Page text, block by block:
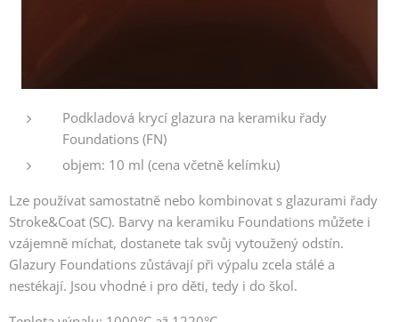
Podkladová krycí glazura na keramiku řady
Foundations (FN)
objem: 10 ml (cena včetně kelímku)
Lze používat samostatně nebo kombinovat s glazurami řady
Stroke&Coat (SC). Barvy na keramiku Foundations můžete i
vzájemně míchat, dostanete tak svůj vytoužený odstín.
Glazury Foundations zůstávají při výpalu zcela stálé a
nestékají. Jsou vhodné i pro děti, tedy i do škol.